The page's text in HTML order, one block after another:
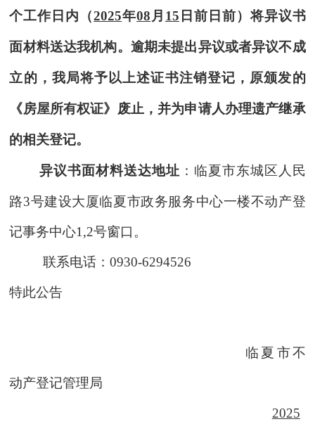
个工作日内（2025年08月 15 日前日前）将异议书
面材料送达我机构。逾期未提出异议或者异议不成
立的，我局将予以上述证书注销登记，原颁发的
《房屋所有权证》废止，并为申请人办理遗产继承
的相关登记。
异议书面材料送达地址 ：临夏市东城区人民
路3号建设大厦临夏市政务服务中心一楼不动产登
记事务中心1,2号窗口。
联系电话：0930-6294526
特此公告
临夏市不
动产登记管理局
2025